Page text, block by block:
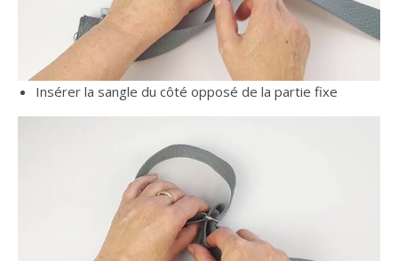
Insérer la sangle du côté opposé de la partie fixe